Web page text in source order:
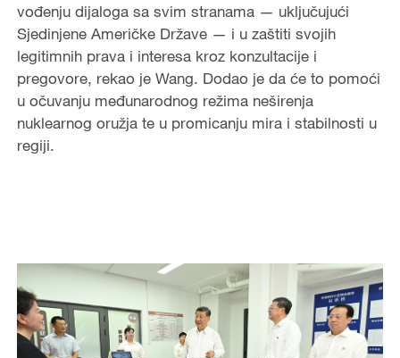
vođenju dijaloga sa svim stranama — uključujući
Sjedinjene Američke Države — i u zaštiti svojih
legitimnih prava i interesa kroz konzultacije i
pregovore, rekao je Wang. Dodao je da će to pomoći
u očuvanju međunarodnog režima neširenja
nuklearnog oružja te u promicanju mira i stabilnosti u
regiji.